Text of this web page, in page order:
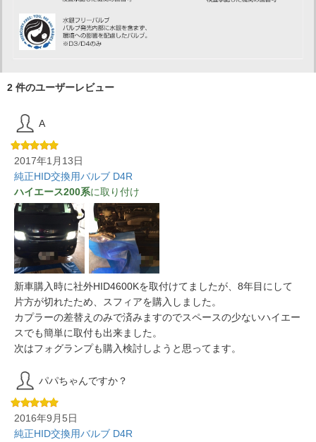
2 件のユーザーレビュー
A
2017年1月13日
純正HID交換用バルブ D4R
ハイエース200系に取り付け
新車購入時に社外HID4600Kを取付けてましたが、8年目にして
片方が切れたため、スフィアを購入しました。
カプラーの差替えのみで済みますのでスペースの少ないハイエー
スでも簡単に取付も出来ました。
次はフォグランプも購入検討しようと思ってます。
パパちゃんですか？
2016年9月5日
純正HID交換用バルブ D4R